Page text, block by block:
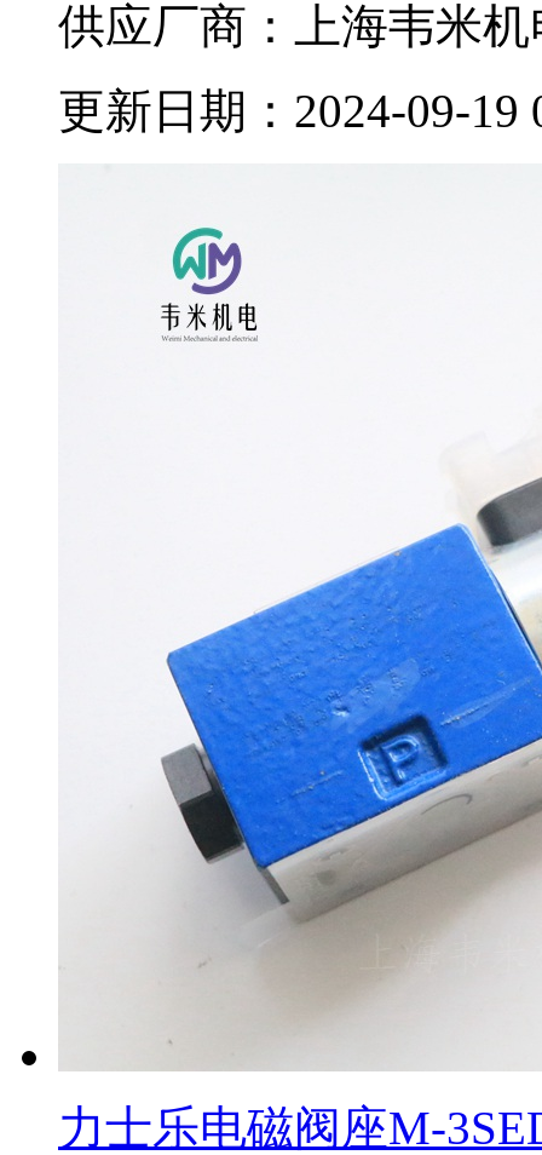
供应厂商：上海韦米
更新日期：2024-09-19
力士乐电磁阀座M-